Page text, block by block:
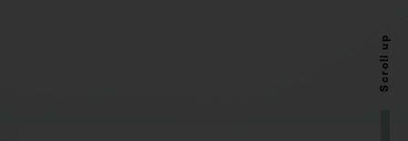
Scroll up